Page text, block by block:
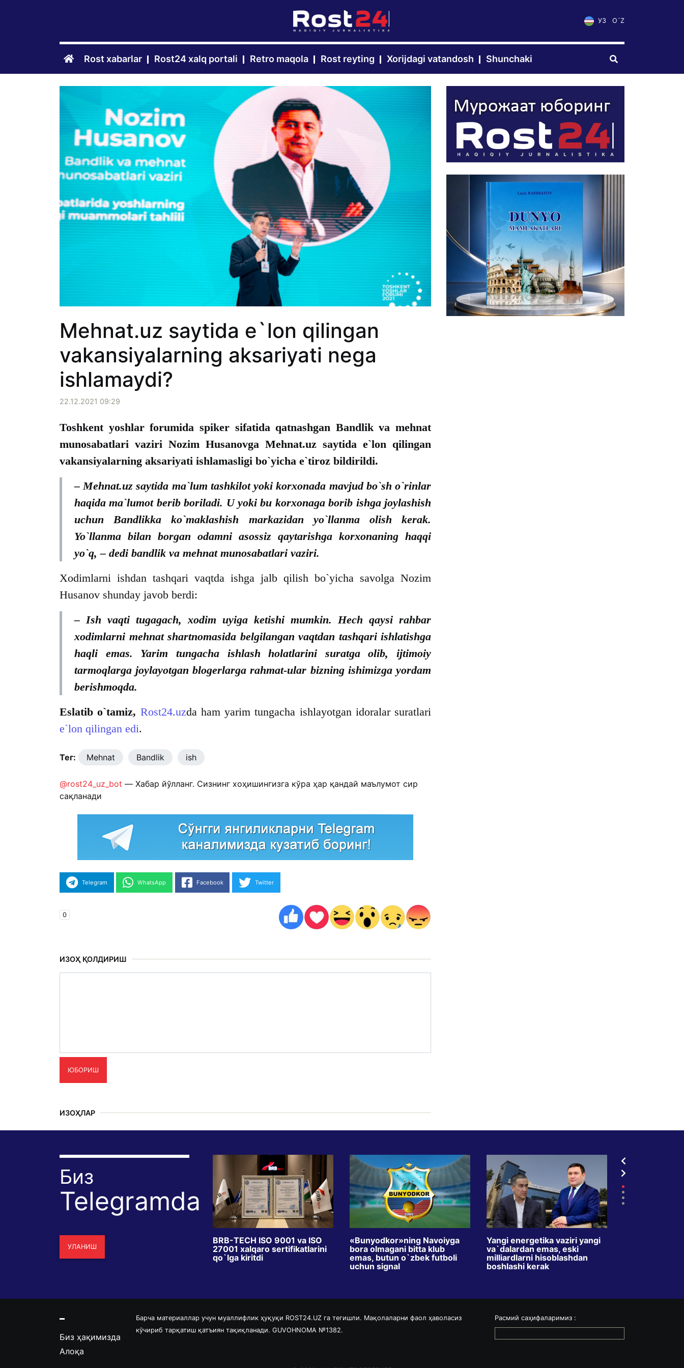
УЗ O`Z
Rost xabarlar Rost24 xalq portali Retro maqola Rost reyting Xorijdagi vatandosh Shunchaki
Mehnat.uz saytida e`lon qilingan
vakansiyalarning aksariyati nega
ishlamaydi?
22.12.2021 09:29
Toshkent yoshlar forumida spiker sifatida qatnashgan Bandlik va mehnat
munosabatlari vaziri Nozim Husanovga Mehnat.uz saytida e`lon qilingan
vakansiyalarning aksariyati ishlamasligi bo`yicha e`tiroz bildirildi.
– Mehnat.uz saytida ma`lum tashkilot yoki korxonada mavjud bo`sh o`rinlar
haqida ma`lumot berib boriladi. U yoki bu korxonaga borib ishga joylashish
uchun Bandlikka ko`maklashish markazidan yo`llanma olish kerak.
Yo`llanma bilan borgan odamni asossiz qaytarishga korxonaning haqqi
yo`q, – dedi bandlik va mehnat munosabatlari vaziri.
Xodimlarni ishdan tashqari vaqtda ishga jalb qilish bo`yicha savolga Nozim
Husanov shunday javob berdi:
– Ish vaqti tugagach, xodim uyiga ketishi mumkin. Hech qaysi rahbar
xodimlarni mehnat shartnomasida belgilangan vaqtdan tashqari ishlatishga
haqli emas. Yarim tungacha ishlash holatlarini suratga olib, ijtimoiy
tarmoqlarga joylayotgan blogerlarga rahmat-ular bizning ishimizga yordam
berishmoqda.
Eslatib o`tamiz, Rost24.uzda ham yarim tungacha ishlayotgan idoralar suratlari
e`lon qilingan edi.
Тег: Mehnat Bandlik ish
@rost24_uz_bot — Хабар йўлланг. Сизнинг хоҳишингизга кўра ҳар қандай маълумот сир
сақланади
Telegram WhatsApp Facebook Twitter
0
ИЗОҲ ҚОЛДИРИШ
ЮБОРИШ
ИЗОҲЛАР
Биз
Telegramda
УЛАНИШ
Yaponiya nega omon qoldi,
Venesuela nega vayron
BRB-TECH ISO 9001 va ISO
27001 xalqaro sertifikatlarini
qo`lga kiritdi
«Bunyodkor»ning Navoiyga
bora olmagani bitta klub
emas, butun o`zbek futboli
uchun signal
Yangi energetika vaziri yangi
va`dalardan emas, eski
milliardlarni hisoblashdan
boshlashi kerak
Биз ҳақимизда
Алоқа
Барча материаллар учун муаллифлик ҳуқуқи ROST24.UZ га тегишли. Мақолаларни фаол ҳаволасиз
кўчириб тарқатиш қатъиян тақиқланади. GUVOHNOMA №1382.
Расмий саҳифаларимиз :